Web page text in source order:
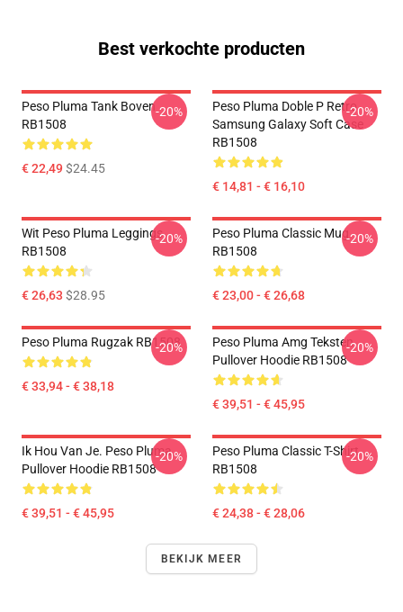
Best verkochte producten
Peso Pluma Tank Boven
RB1508
€ 22,49$24.45
-20%
Peso Pluma Doble P Retro
Samsung Galaxy Soft Case
RB1508
€ 14,81 - € 16,10
-20%
Wit Peso Pluma Leggings
RB1508
€ 26,63 $28.95
-20%
Peso Pluma Classic Mug
RB1508
€ 23,00 - € 26,68
-20%
Peso Pluma Rugzak RB1508
€ 33,94 - € 38,18
-20%
Peso Pluma Amg Teksten
Pullover Hoodie RB1508
€ 39,51 - € 45,95
-20%
Ik Hou Van Je. Peso Pluma
Pullover Hoodie RB1508
€ 39,51 - € 45,95
-20%
Peso Pluma Classic T-Shirt
RB1508
€ 24,38 - € 28,06
-20%
BEKIJK MEER